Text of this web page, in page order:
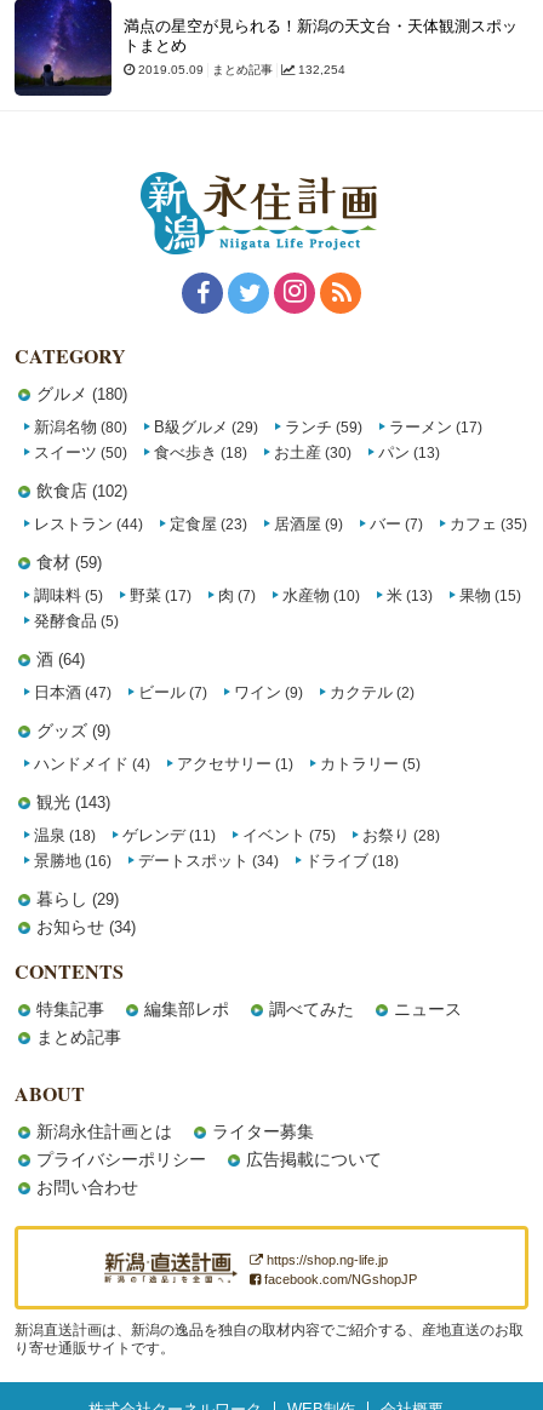
満点の星空が見られる！新潟の天文台・天体観測スポッ
トまとめ
2019.05.09 まとめ記事 132,254
CATEGORY
グルメ (180)
新潟名物 (80) B級グルメ (29) ランチ (59) ラーメン (17)
スイーツ (50) 食べ歩き (18) お土産 (30) パン (13)
飲食店 (102)
レストラン (44) 定食屋 (23) 居酒屋 (9) バー (7) カフェ (35)
食材 (59)
調味料 (5) 野菜 (17) 肉 (7) 水産物 (10) 米 (13) 果物 (15)
発酵食品 (5)
酒 (64)
日本酒 (47) ビール (7) ワイン (9) カクテル (2)
グッズ (9)
ハンドメイド (4) アクセサリー (1) カトラリー (5)
観光 (143)
温泉 (18) ゲレンデ(11) イベント (75) お祭り (28)
景勝地 (16) デートスポット (34) ドライブ (18)
暮らし (29)
お知らせ (34)
CONTENTS
特集記事 編集部レポ 調べてみた
ニュース
まとめ記事
ABOUT
新潟永住計画とは
ライター募集
プライバシーポリシー
広告掲載について
お問い合わせ
https://shop.ng-life.jp
facebook.com/NGshopJP
新潟直送計画は、新潟の逸品を独自の取材内容でご紹介する、産地直送のお取
り寄せ通販サイトです。